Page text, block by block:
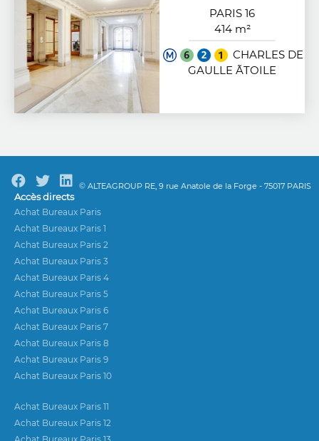
PARIS 16
414 m²
CHARLES DE
GAULLE ÃTOILE
© ALTEAGROUP RE, 9 rue Anatole de la Forge - 75017 PARIS
Accès directs
Achat Bureaux Paris
Achat Bureaux Paris 1
Achat Bureaux Paris 2
Achat Bureaux Paris 3
Achat Bureaux Paris 4
Achat Bureaux Paris 5
Achat Bureaux Paris 6
Achat Bureaux Paris 7
Achat Bureaux Paris 8
Achat Bureaux Paris 9
Achat Bureaux Paris 10
Achat Bureaux Paris 11
Achat Bureaux Paris 12